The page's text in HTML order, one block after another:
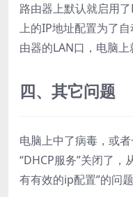
路由器上默认就启用
上的IP地址配置为了
由器的LAN口，电脑上
四、其它问题
电脑上中了病毒，或
“DHCP服务”关闭了，
有有效的ip配置”的问题